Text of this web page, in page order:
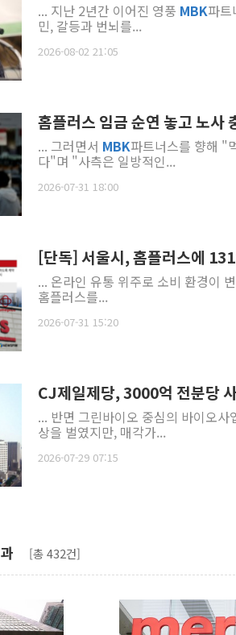
... 지난 2년간 이어진 영풍 MBK파
민, 갈등과 번뇌를...
2026-08-02 21:05
홈플러스 임금 순연 놓고 노
... 그러면서 MBK파트너스를 향해 "
다"며 "사측은 일방적인...
2026-07-31 18:00
[단독] 서울시, 홈플러스에
... 온라인 유통 위주로 소비 환경이
홈플러스를...
2026-07-31 15:20
CJ제일제당, 3000억 전분당
... 반면 그린바이오 중심의 바이오
상을 벌였지만, 매각가...
2026-07-29 07:15
[총 432건]